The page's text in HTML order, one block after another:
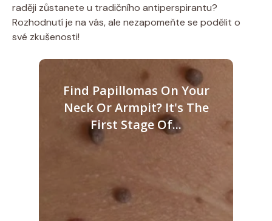
raději zůstanete u tradičního antiperspirantu?
‍Rozhodnutí je ‌na ⁢vás,⁣ ale nezapomeňte se podělit o
své zkušenosti!
Find Papillomas On Your
Neck Or Armpit? It's The
First Stage Of...